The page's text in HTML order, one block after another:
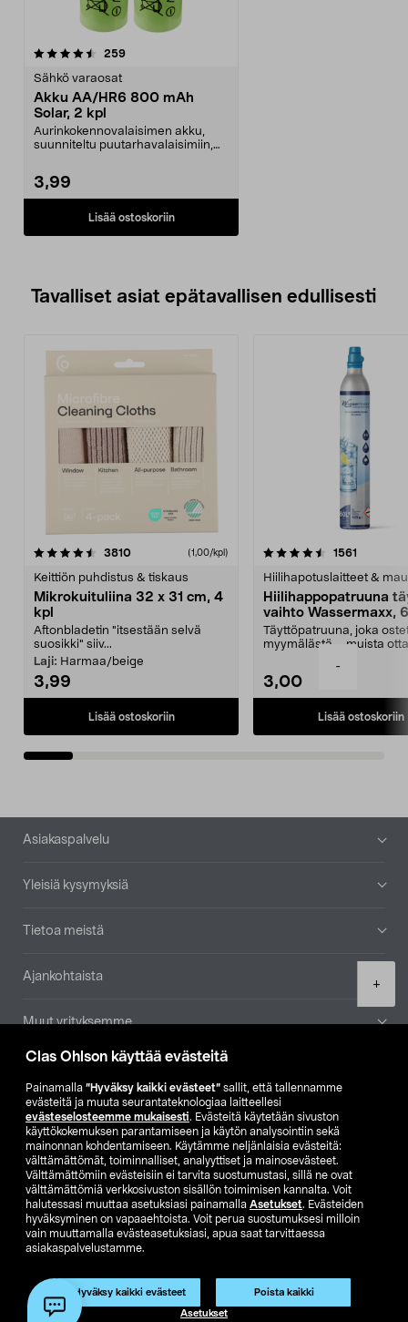
Clas Ohlson käyttää evästeitä
Painamalla ”Hyväksy kaikki evästeet” sallit, että tallennamme
evästeitä ja muuta seurantateknologiaa laitteellesi
evästeselosteemme mukaisesti. Evästeitä käytetään sivuston
käyttökokemuksen parantamiseen ja käytön analysointiin sekä
mainonnan kohdentamiseen. Käytämme neljänlaisia evästeitä:
välttämättömät, toiminnalliset, analyyttiset ja mainosevästeet.
Välttämättömiin evästeisiin ei tarvita suostumustasi, sillä ne ovat
välttämättömiä verkkosivuston sisällön toimimisen kannalta. Voit
halutessasi muuttaa asetuksiasi painamalla Asetukset. Evästeiden
hyväksyminen on vapaaehtoista. Voit perua suostumuksesi milloin
vain muuttamalla evästeasetuksiasi, apua saat tarvittaessa
asiakaspalvelustamme.
Hyväksy kaikki evästeet Poista kaikki
Asetukset
-
+
259arvostelut
Sähkö varaosat
Akku AA/HR6 800 mAh
Solar, 2 kpl
Aurinkokennovalaisimen akku,
suunniteltu puutarhavalaisimiin,
3,99
Lisää ostoskoriin
Tavalliset asiat epätavallisen edullisesti
3810arvostelut (1,00/kpl)
Keittiön puhdistus & tiskaus
Mikrokuituliina 32 x 31 cm, 4
kpl
Aftonbladetin "itsestään selvä
suosikki" siiv...
Laji: Harmaa/beige
3,99
Lisää ostoskoriin
4.5viidestä
1561
Hiilihapotuslaitteet &
Hiilihappopatruuna
vaihto Wassermaxx,
Täyttöpatruuna, joka
myymälästä – muista
3,00
Lisää ostoskoriin
4.5viidestä
Alatunniste
Asiakaspalvelu
Yleisiä kysymyksiä
Tietoa meistä
Ajankohtaista
Muut yrityksemme
Etsi myymälä
SE NO FI
FI SV
Näytä hinnat ilman ALV:a